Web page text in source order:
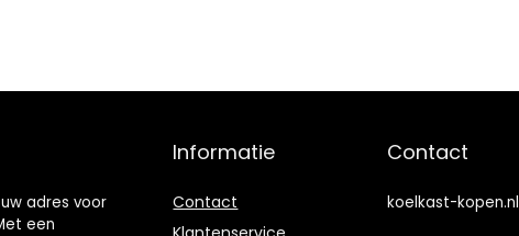
adres voor
een
Informatie
Contact
Contact
koelkast-kopen.nl